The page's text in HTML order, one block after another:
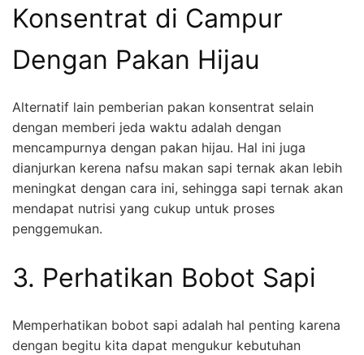
Konsentrat di Campur
Dengan Pakan Hijau
Alternatif lain pemberian pakan konsentrat selain
dengan memberi jeda waktu adalah dengan
mencampurnya dengan pakan hijau. Hal ini juga
dianjurkan kerena nafsu makan sapi ternak akan lebih
meningkat dengan cara ini, sehingga sapi ternak akan
mendapat nutrisi yang cukup untuk proses
penggemukan.
3. Perhatikan Bobot Sapi
Memperhatikan bobot sapi adalah hal penting karena
dengan begitu kita dapat mengukur kebutuhan